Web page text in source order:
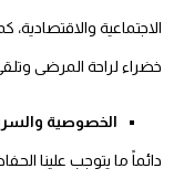
الاجتماعية
خضراء لراحة المرضى
الخصوصية
دائماً ما يتوجب علينا